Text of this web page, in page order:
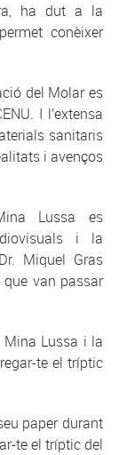
ha dut a la
conèixer
del Molar es
I l’extensa
sanitaris
i avenços
Lussa es
i la
Miquel Gras
van passar
Lussa i la
te el tríptic
paper durant
te el tríptic del